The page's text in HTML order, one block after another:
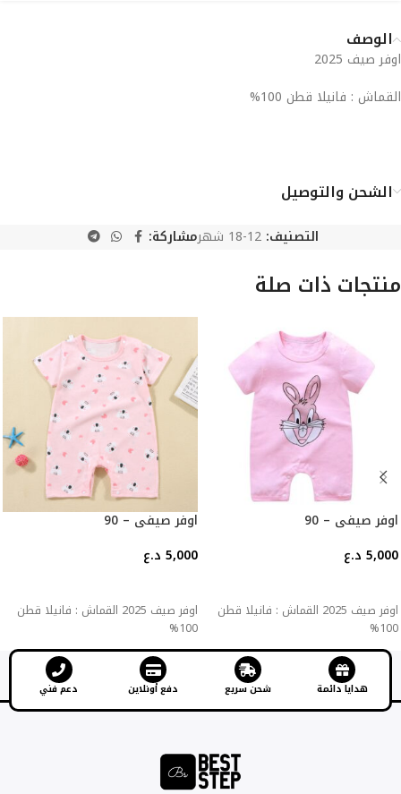
الوصف
اوفر صيف 2025
القماش : فانيلا قطن 100%
الشحن والتوصيل
التصنيف: 12-18 شهر مشاركة:
منتجات ذات صلة
اوفر صيفي – 90
5,000 د.ع
اوفر صيف 2025 القماش : فانيلا قطن
100%
اوفر صيفي – 90
5,000 د.ع
اوفر صيف 2025 القماش : فانيلا قطن
100%
هدايا دائمة شحن سريع دفع أونلاين دعم فني